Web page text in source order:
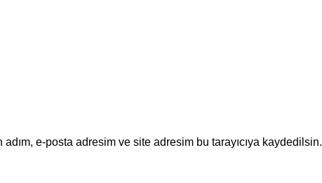
e-posta adresim ve site adresim bu tarayıcıya kaydedilsin.